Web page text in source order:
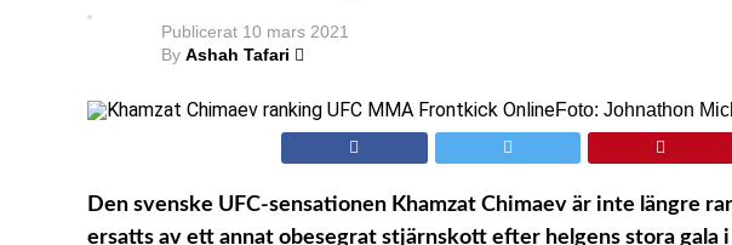
Publicerat 10 mars 2021
By Ashah Tafari
Foto: Johnathon
Den svenske UFC-sensationen Khamzat Chimaev är inte längre
ersatts av ett annat obesegrat stjärnskott efter helgens stora gala i